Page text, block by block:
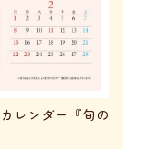
レンダー『旬の